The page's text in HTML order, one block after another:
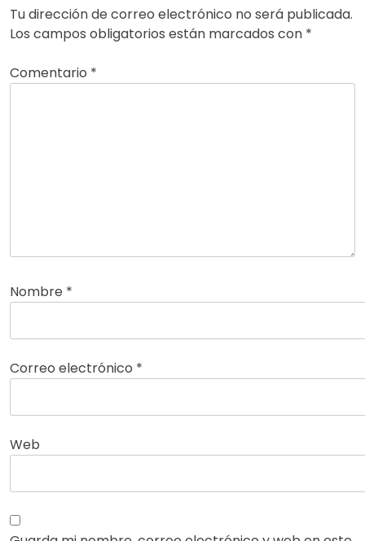
Tu dirección de correo electrónico no será publicada.
Los campos obligatorios están marcados con *
Comentario *
Nombre *
Correo electrónico *
Web